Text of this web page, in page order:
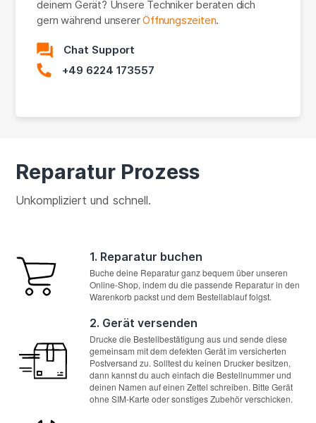
deinem Gerät? Unsere Techniker beraten dich
gern während unsererÖffnungszeiten.
Chat Support
+49 6224 173557
Reparatur Prozess
Unkompliziert und schnell.
1. Reparatur buchen
Buche deine Reparatur ganz bequem über unseren
Online-Shop, indem du die passende Reparatur in den
Warenkorb packst und dem Bestellablauf folgst.
2. Gerät versenden
Drucke die Bestellbestätigung aus und sende diese
gemeinsam mit dem defekten Gerät im versicherten
Postversand zu. Solltest du keinen Drucker besitzen,
dann kannst du auch einfach die Bestellnummer und
deinen Namen auf einen Zettel schreiben. Bitte Gerät
ohne SIM-Karte oder sonstiges Zubehör verschicken.